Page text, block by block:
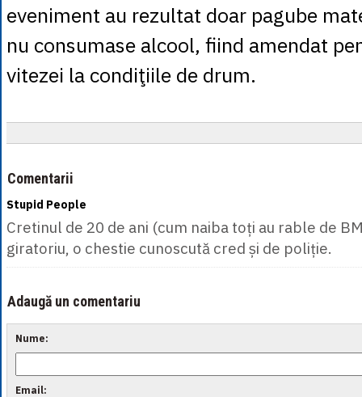
eveniment au rezultat doar pagube
nu consumase alcool, fiind amendat
vitezei la condiţiile de drum.
Comentarii
Stupid People
Cretinul de 20 de ani (cum naiba toți au rable de
giratoriu, o chestie cunoscută cred și de poliție.
Adaugă un comentariu
Nume:
Email: